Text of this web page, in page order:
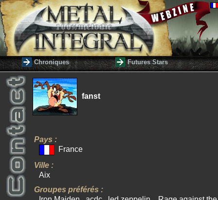
Chroniques Futures Stars
fanst
Pays :
France
Ville :
Aix
Groupes préférés :